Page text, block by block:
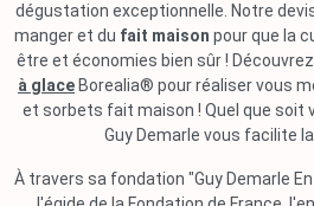
dégustation exceptionnelle. Notre
manger et du fait maison pour que la
être et économies bien sûr !
à glace Borealia® pour réaliser vous
et sorbets fait maison ! Quel que soit
Guy Demarle vous facilite
À travers sa fondation "Guy Demarle